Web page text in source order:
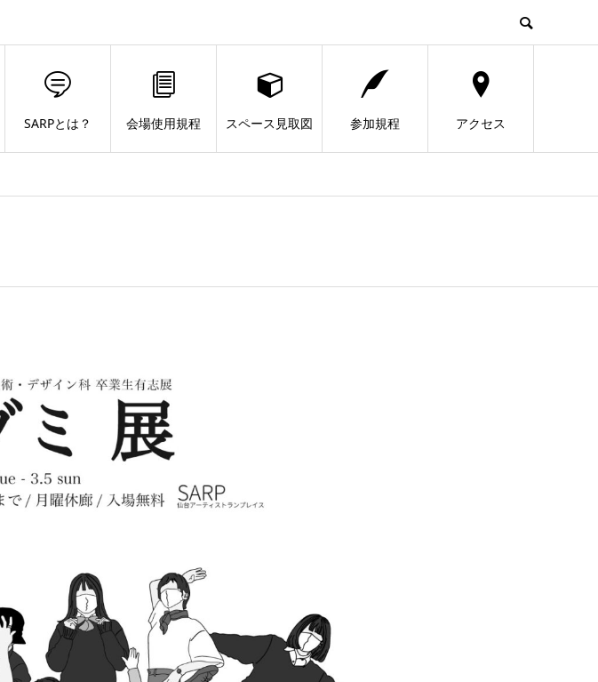
SARPとは？ 会場使用規程 スペース見取図 参加規程 アクセス